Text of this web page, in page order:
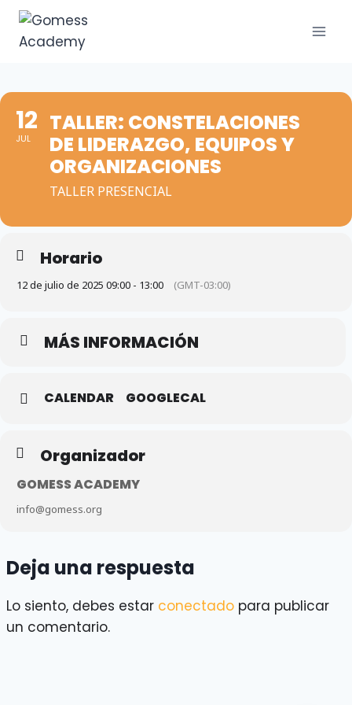
Saltar
contenido
12
JUL
TALLER: CONSTELACIONES
DE LIDERAZGO, EQUIPOS Y
ORGANIZACIONES
TALLER PRESENCIAL
Horario
12 de julio de 2025 09:00 - 13:00 (GMT-03:00)
MÁS INFORMACIÓN
CALENDAR GOOGLECAL
Organizador
GOMESS ACADEMY
info@gomess.org
Deja una respuesta
Lo siento, debes estar conectado para publicar
un comentario.